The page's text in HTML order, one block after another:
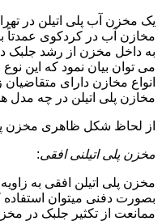
یک مخزن آب پلی اتیلن در
مخازن آب در کردکوی عمدتاً
به داخل مخزن از رشد جلبک
می توان بیان نمود که این
انواع مخازن دارای
مخازن پلی اتیلن در چه مدل
از لحاظ شکل ظاهری مخزن
مخزن پلی اتیلنی افقی:
مخزن پلی اتیلن افقی به
بصورت دفنی میتوان
ممانعت از تکثیر جلبک در